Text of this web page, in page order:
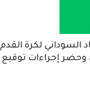
السوداني لكرة القدم
وحضر إجراءات توقيع